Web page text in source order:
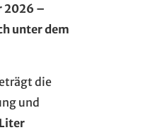
2026 –
unter dem
die
und